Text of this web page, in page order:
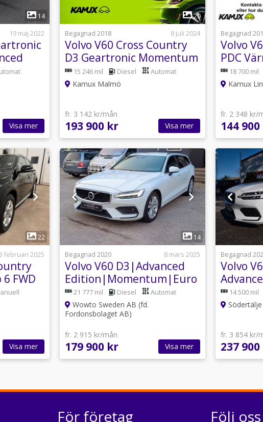
14
19 maj 2022
Visa mer
20
Begagnad 2018
8 juli 2024
Volvo V60 Cross Country
D3 Geartronic Momentum
150hk
15 246 mil Diesel Automat
Kamux Malmö
fr. 3 142 kr/mån
193 900 kr Visa mer
Begagnad
Volvo
PDC
18 700 mil
Kamux
fr. 2 348 kr/
144
22
februari 2025
FWD
Visa mer
1
14
Begagnad 2020
8 mars 2025
Volvo V60 D3|Advanced
Edition|Momentum|Euro
6|1 Brukare|
21 777 mil Diesel Automat
Wowto Sweden AB (fd.
Fordonsbolaget AB)
fr. 2 915 kr/mån
179 900 kr Visa mer
Begagnad
Volvo
14 500 mil
fr. 3 854 kr/
237
För företag Följ oss